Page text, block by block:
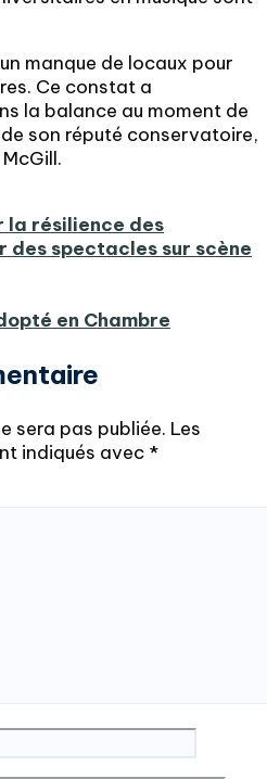
manque de locaux pour
Ce constat a
la balance au moment de
son réputé conservatoire,
la résilience des
spectacles sur scène
en Chambre
sera pas publiée. Les
indiqués avec *